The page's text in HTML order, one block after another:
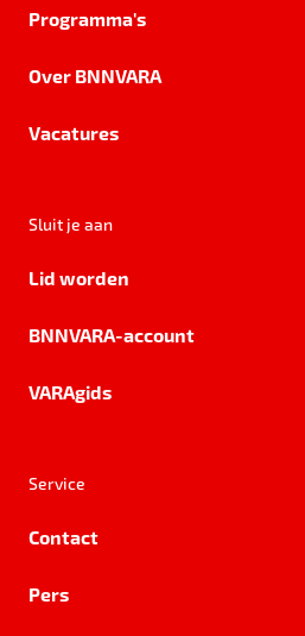
Programma's
Over BNNVARA
Vacatures
Sluit je aan
Lid worden
BNNVARA-account
VARAgids
Service
Contact
Pers